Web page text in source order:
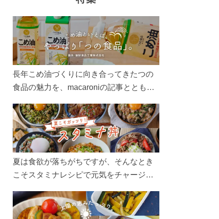
長年こめ油づくりに向き合ってきたつの
食品の魅力を、macaroniの記事とともに
ん、製造現場や品質へのこだわりまで。
こめ油をもっと好きになるコンテンツを
ぜひお楽しみください。
夏は食欲が落ちがちですが、そんなとき
こそスタミナレシピで元気をチャージ！
リ食べて、夏バテを吹き飛ばしましょ
う！